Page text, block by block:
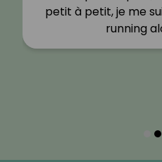
petit à petit, je me
running